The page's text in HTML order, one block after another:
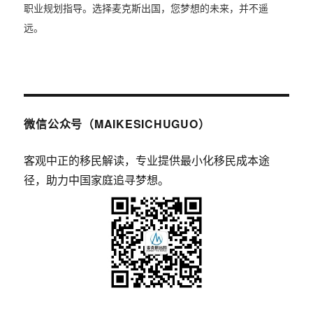
职业规划指导。选择麦克斯出国，您梦想的未来，并不遥
远。
微信公众号（MAIKESICHUGUO）
客观中正的移民解读，专业提供最小化移民成本途
径，助力中国家庭追寻梦想。